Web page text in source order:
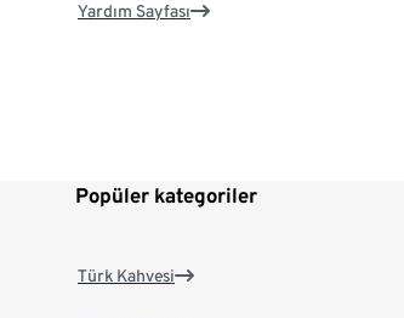
Yardım Sayfası
Popüler kategoriler
Türk Kahvesi